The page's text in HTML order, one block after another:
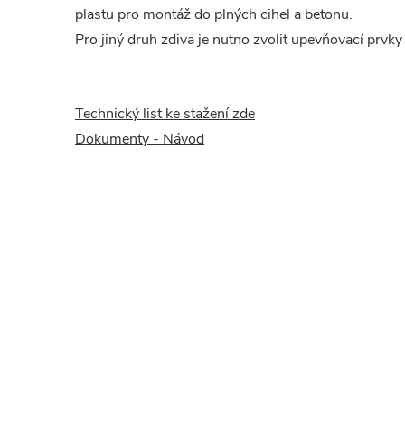
plastu pro montáž do plných cihel a betonu.
Pro jiný druh zdiva je nutno zvolit upevňovací
Technický list ke stažení zde
Dokumenty - Návod